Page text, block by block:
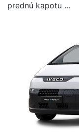
prednú kapotu ...